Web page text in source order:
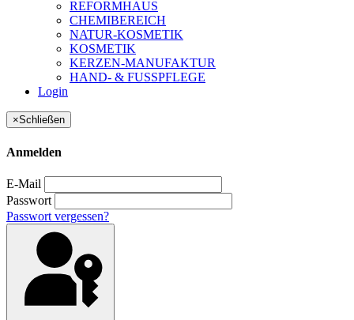
REFORMHAUS
CHEMIBEREICH
NATUR-KOSMETIK
KOSMETIK
KERZEN-MANUFAKTUR
HAND- & FUSSPFLEGE
Login
×Schließen
Anmelden
E-Mail
Passwort
Passwort vergessen?